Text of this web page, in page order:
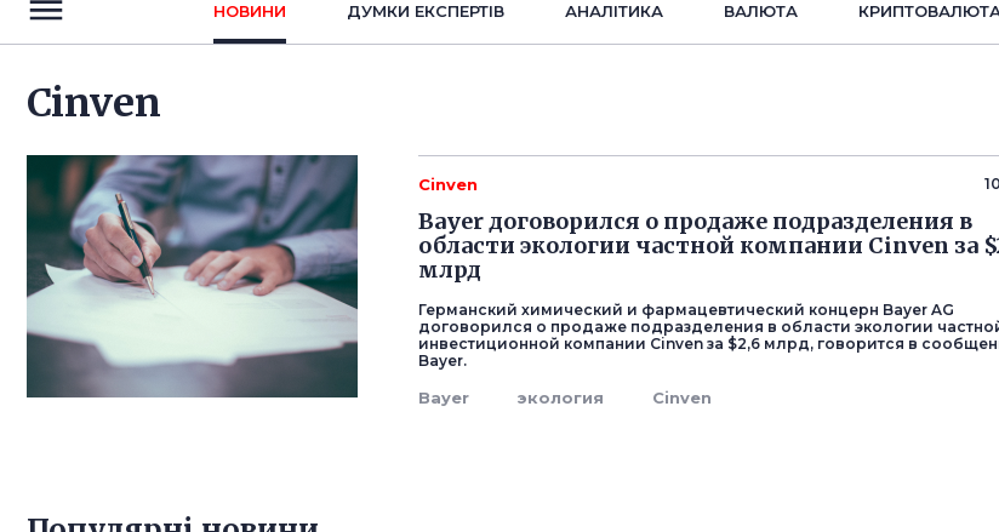
НОВИНИ ДУМКИ ЕКСПЕРТIВ АНАЛIТИКА ВАЛЮТА
Cinven
Cinven
Bayer договорился о продаже подразделения в
области экологии частной компании Cinven за
млрд
Германский химический и фармацевтический концерн Bayer AG
договорился о продаже подразделения в области экологии
инвестиционной компании Cinven за $2,6 млрд, говорится в
Bayer.
Bayer экология Cinven